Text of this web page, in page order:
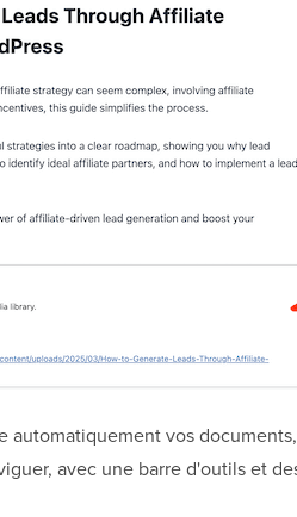
automatiquement vos
avec une barre d'outils et